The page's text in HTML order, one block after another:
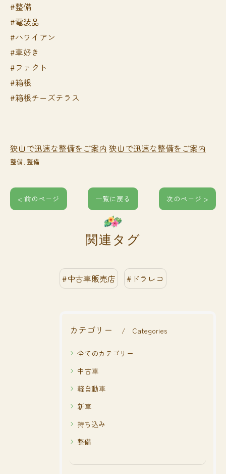
#整備
#電装品
#ハワイアン
#車好き
#ファクト
#箱根
#箱根チーズテラス
狭山で迅速な整備をご案内 狭山で迅速な整備をご案内
整備 整備
< 前のページ 一覧に戻る 次のページ >
関連タグ
#中古車販売店 #ドラレコ
カテゴリー Categories
全てのカテゴリー
中古車
軽自動車
新車
持ち込み
整備